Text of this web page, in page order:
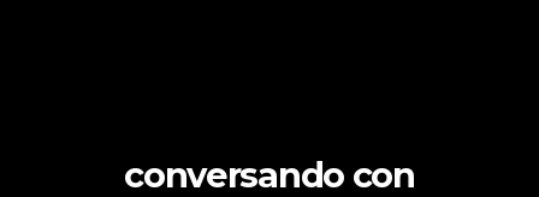
conversando con